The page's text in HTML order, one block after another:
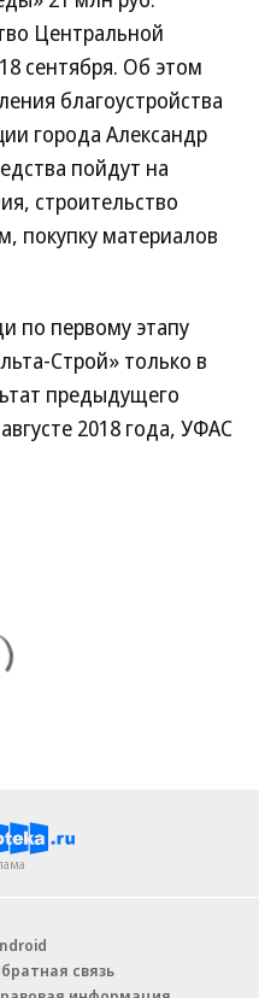
Центральной
сентября. Об этом
благоустройства
города Александр
пойдут на
строительство
покупку материалов
по первому этапу
Строй» только в
предыдущего
2018 года, УФАС
связь